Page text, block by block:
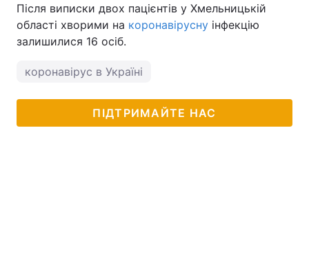
Після виписки двох пацієнтів у Хмельницькій
області хворими на коронавірусну інфекцію
залишилися 16 осіб.
коронавірус в Україні
ПІДТРИМАЙТЕ НАС